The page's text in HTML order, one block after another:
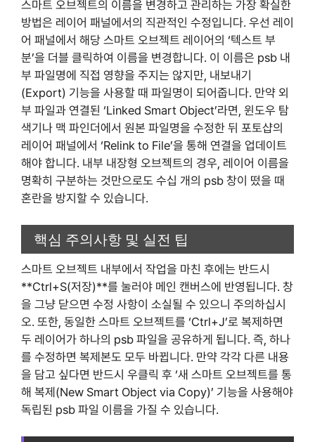
스마트 오브젝트의 이름을 변경하고 관리하는 가장 확실한
방법은 레이어 패널에서의 직관적인 수정입니다. 우선 레이
어 패널에서 해당 스마트 오브젝트 레이어의 ‘텍스트 부
분’을 더블 클릭하여 이름을 변경합니다. 이 이름은 psb 내
부 파일명에 직접 영향을 주지는 않지만, 내보내기
(Export) 기능을 사용할 때 파일명이 되어줍니다. 만약 외
부 파일과 연결된 ‘Linked Smart Object’라면, 윈도우 탐
색기나 맥 파인더에서 원본 파일명을 수정한 뒤 포토샵의
레이어 패널에서 ‘Relink to File’을 통해 연결을 업데이트
해야 합니다. 내부 내장형 오브젝트의 경우, 레이어 이름을
명확히 구분하는 것만으로도 수십 개의 psb 창이 떴을 때
혼란을 방지할 수 있습니다.
핵심 주의사항 및 실전 팁
스마트 오브젝트 내부에서 작업을 마친 후에는 반드시
**Ctrl+S(저장)**를 눌러야 메인 캔버스에 반영됩니다. 창
을 그냥 닫으면 수정 사항이 소실될 수 있으니 주의하십시
오. 또한, 동일한 스마트 오브젝트를 ‘Ctrl+J’로 복제하면
두 레이어가 하나의 psb 파일을 공유하게 됩니다. 즉, 하나
를 수정하면 복제본도 모두 바뀝니다. 만약 각각 다른 내용
을 담고 싶다면 반드시 우클릭 후 ‘새 스마트 오브젝트를 통
해 복제(New Smart Object via Copy)’ 기능을 사용해야
독립된 psb 파일 이름을 가질 수 있습니다.